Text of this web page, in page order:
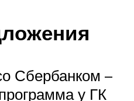
Сбербанком –
у ГК